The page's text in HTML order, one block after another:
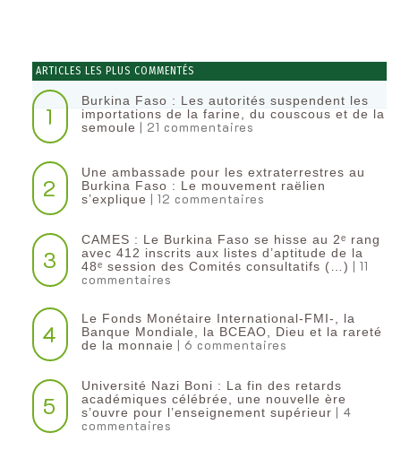
ARTICLES LES PLUS COMMENTÉS
1
Burkina Faso : Les autorités suspendent les
importations de la farine, du couscous et de la
semoule | 21 commentaires
2
Une ambassade pour les extraterrestres au
Burkina Faso : Le mouvement raëlien
s’explique | 12 commentaires
3
CAMES : Le Burkina Faso se hisse au 2ᵉ rang
avec 412 inscrits aux listes d’aptitude de la
48ᵉ session des Comités consultatifs (…) | 11
commentaires
4
Le Fonds Monétaire International-FMI-, la
Banque Mondiale, la BCEAO, Dieu et la rareté
de la monnaie | 6 commentaires
5
Université Nazi Boni : La fin des retards
académiques célébrée, une nouvelle ère
s’ouvre pour l’enseignement supérieur | 4
commentaires